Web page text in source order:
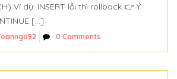
Ví dụ: INSERT lỗi thì rollback 👉 Ý
[…]
0 Comments